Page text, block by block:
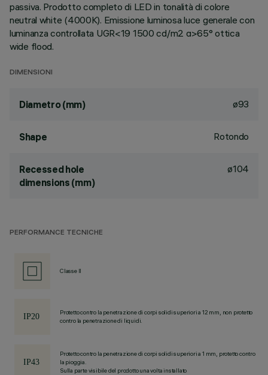
passiva. Prodotto completo di LED in tonalità di colore
neutral white (4000K). Emissione luminosa luce generale con
luminanza controllata UGR<19 1500 cd/m2 α>65° ottica
wide flood.
DIMENSIONI
Diametro (mm) ø93
Shape Rotondo
Recessed hole
dimensions (mm)
ø104
PERFORMANCE TECNICHE
Classe II
Protetto contro la penetrazione di corpi solidi superiori a 12 mm, non protetto
contro la penetrazione di liquidi.
Protetto contro la penetrazione di corpi solidi superiori a 1 mm, protetto contro
la pioggia.
Sulla parte visibile del prodotto una volta installato